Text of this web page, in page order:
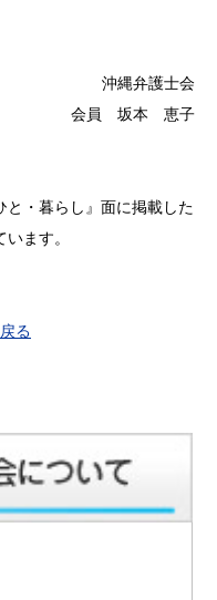
沖縄弁護士会
会員 坂本 恵子
・暮らし』面に掲載した
ます。
る